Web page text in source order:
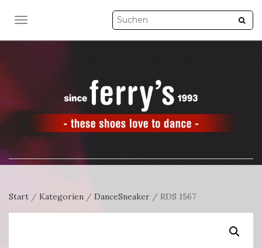
NAVIGATION UMSCHALTEN
Start / Kategorien / DanceSneaker / RDS 1567